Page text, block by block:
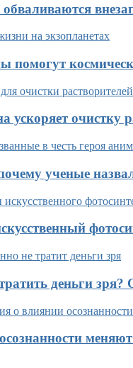
помогут
ускоряет очистку
ученые
деньги